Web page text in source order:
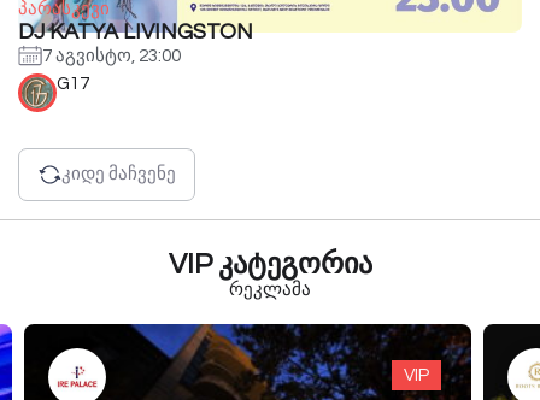
პარასკევი
DJ KATYA LIVINGSTON
7 აგვისტო, 23:00
G17
კიდე მაჩვენე
VIP კატეგორია
რეკლამა
VIP